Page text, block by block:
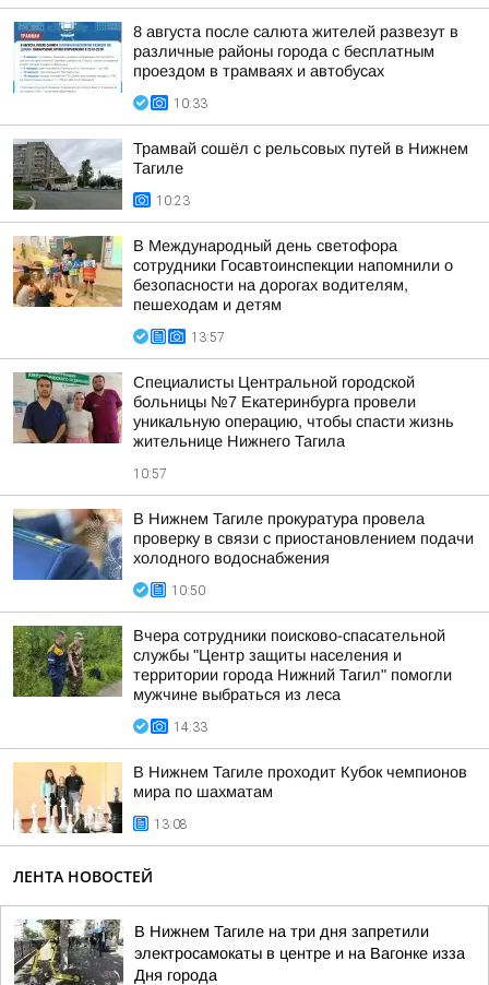
8 августа после салюта жителей развезут в
различные районы города с бесплатным
проездом в трамваях и автобусах
10:33
Трамвай сошёл с рельсовых путей в Нижнем
Тагиле
10:23
В Международный день светофора
сотрудники Госавтоинспекции напомнили о
безопасности на дорогах водителям,
пешеходам и детям
13:57
Специалисты Центральной городской
больницы №7 Екатеринбурга провели
уникальную операцию, чтобы спасти жизнь
жительнице Нижнего Тагила
10:57
В Нижнем Тагиле прокуратура провела
проверку в связи с приостановлением подачи
холодного водоснабжения
10:50
Вчера сотрудники поисково-спасательной
службы "Центр защиты населения и
территории города Нижний Тагил" помогли
мужчине выбраться из леса
14:33
В Нижнем Тагиле проходит Кубок чемпионов
мира по шахматам
13:08
ЛЕНТА НОВОСТЕЙ
В Нижнем Тагиле на три дня запретили
электросамокаты в центре и на Вагонке изза
Дня города